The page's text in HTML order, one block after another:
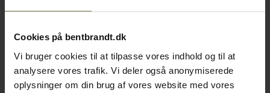
Cookies på bentbrandt.dk
Vi bruger cookies til at tilpasse vores indhold og til at
analysere vores trafik. Vi deler også anonymiserede
oplysninger om din brug af vores website med vores